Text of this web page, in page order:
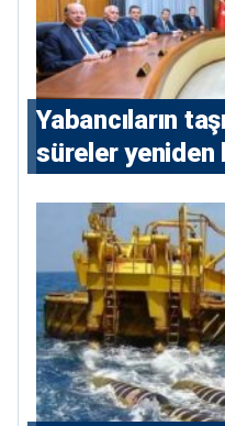
Yabancıların
süreler yeniden
konutlara 36 ay